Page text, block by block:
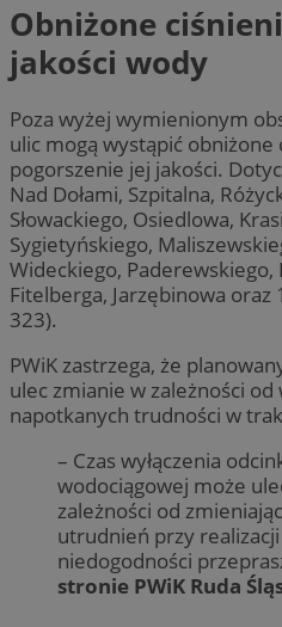
Obniżone
jakości wody
Poza wyżej wymienionym
ulic mogą wystąpić
pogorszenie jej jakości.
Nad Dołami, Szpitalna,
Słowackiego, Osiedlowa,
Sygietyńskiego,
Wideckiego, Paderewskiego,
Fitelberga, Jarzębinowa
323).
PWiK zastrzega, że
ulec zmianie w zależności
napotkanych trudności w
– Czas wyłączenia
wodociągowej może
zależności od
utrudnień przy
niedogodności
stronie PWiK Ruda